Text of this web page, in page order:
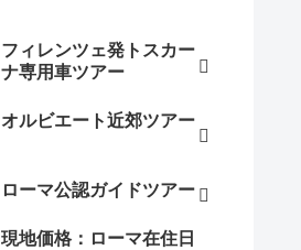
フィレンツェ発トスカー
ナ専用車ツアー
オルビエート近郊ツアー
ローマ公認ガイドツアー
現地価格：ローマ在住日